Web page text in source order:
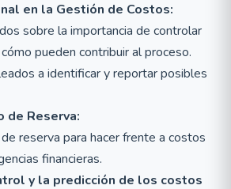
en la Gestión de Costos:
sobre la importancia de controlar
pueden contribuir al proceso.
a identificar y reportar posibles
de Reserva:
reserva para hacer frente a costos
financieras.
y la predicción de los costos